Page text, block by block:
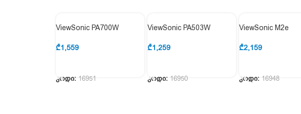
ViewSonic PA700W
₾1,559
კოდი: 16951
ViewSonic PA503W
₾1,259
კოდი: 16950
ViewSonic M2e
₾2,159
კოდი: 16948